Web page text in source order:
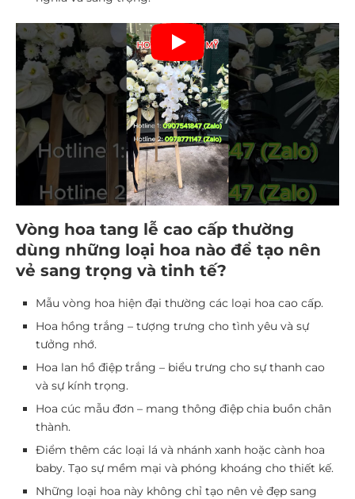
Vòng hoa tang lễ cao cấp thường
dùng những loại hoa nào để tạo nên
vẻ sang trọng và tinh tế?
Mẫu vòng hoa hiện đại thường các loại hoa cao cấp.
Hoa hồng trắng – tượng trưng cho tình yêu và sự
tưởng nhớ.
Hoa lan hồ điệp trắng – biểu trưng cho sự thanh cao
và sự kính trọng.
Hoa cúc mẫu đơn – mang thông điệp chia buồn chân
thành.
Điểm thêm các loại lá và nhánh xanh hoặc cành hoa
baby. Tạo sự mềm mại và phóng khoáng cho thiết kế.
Những loại hoa này không chỉ tạo nên vẻ đẹp sang